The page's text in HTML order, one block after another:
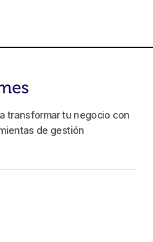
transformar tu negocio con
de gestión